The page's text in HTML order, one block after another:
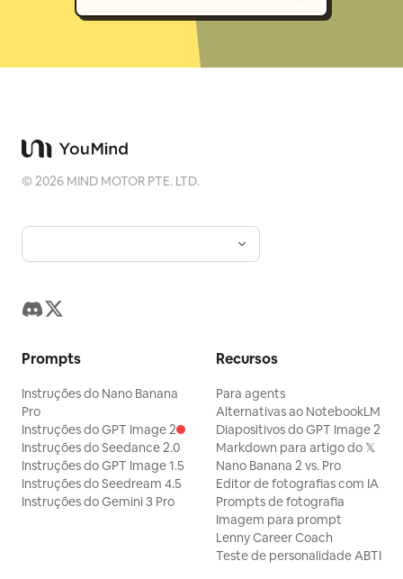
©2026 MIND MOTOR PTE. LTD.
Prompts
Instruções do Nano Banana
Pro
Instruções do GPT Image 2
Instruções do Seedance 2.0
Instruções do GPT Image 1.5
Instruções do Seedream 4.5
Instruções do Gemini 3 Pro
Recursos
Para agents
Alternativas ao NotebookLM
Diapositivos do GPT Image 2
Markdown para artigo do 𝕏
Nano Banana 2 vs. Pro
Editor de fotografias com IA
Prompts de fotografia
Imagem para prompt
Lenny Career Coach
Teste de personalidade ABTI